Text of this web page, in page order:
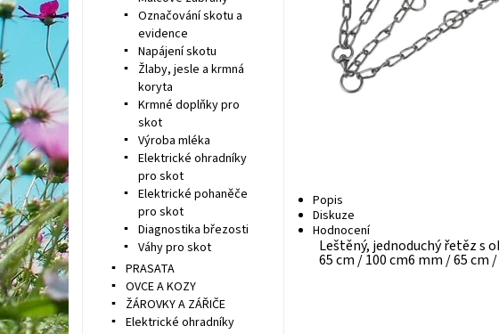
Popis
Diskuze
Hodnocení
Leštěný, jednoduchý řetěz s
65 cm / 100 cm6 mm / 65 cm
Označování skotu a
evidence
Napájení skotu
Žlaby, jesle a krmná
koryta
Krmné doplňky pro
skot
Výroba mléka
Elektrické ohradníky
pro skot
Elektrické pohaněče
pro skot
Diagnostika březosti
Váhy pro skot
PRASATA
OVCE A KOZY
ŽÁROVKY A ZÁŘIČE
Elektrické ohradníky